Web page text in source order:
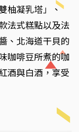
柚凝乳塔」、
法式糕點以及法
、北海道干貝的
咖啡豆所煮的咖
酒與白酒，享受